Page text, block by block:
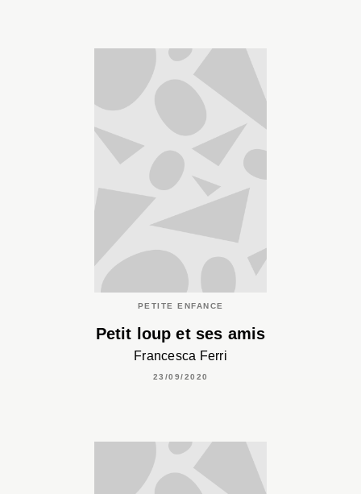
PETITE ENFANCE
Petit loup et ses amis
Francesca Ferri
23/09/2020